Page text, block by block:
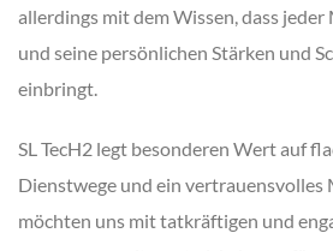
allerdings mit dem Wissen, dass
und seine persönlichen Stärken und
einbringt.
SL TecH2 legt besonderen Wert auf
Dienstwege und ein vertrauensvolles
möchten uns mit tatkräftigen und